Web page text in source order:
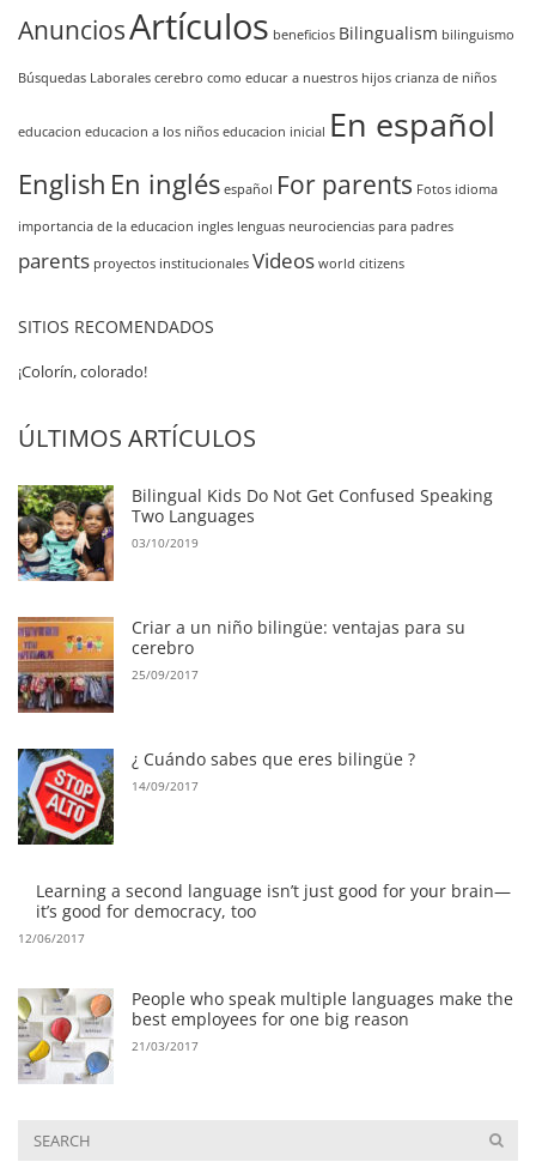
AnunciosArtículos beneficios Bilingualism bilinguismo
Búsquedas Laborales cerebro como educar a nuestros hijos crianza de niños
educacion educacion a los niños educacion inicial En español
English En inglés español For parents Fotos idioma
importancia de la educacion ingles lenguas neurociencias para padres
parents proyectos institucionales Videos world citizens
SITIOS RECOMENDADOS
¡Colorín, colorado!
ÚLTIMOS ARTÍCULOS
Bilingual Kids Do Not Get Confused Speaking
Two Languages
03/10/2019
Criar a un niño bilingüe: ventajas para su
cerebro
25/09/2017
¿ Cuándo sabes que eres bilingüe ?
14/09/2017
Learning a second language isn’t just good for your brain—
it’s good for democracy, too
12/06/2017
People who speak multiple languages make the
best employees for one big reason
21/03/2017